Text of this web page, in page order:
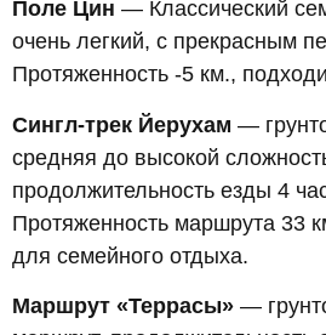
Поле Цин — Классический
очень легкий, с прекрасным
Протяженность -5 км.,
Сингл-трек Йерухам —
средняя до высокой
продолжительность езды 4
Протяженность маршрута 33
для семейного отдыха.
Маршрут «Террасы» —